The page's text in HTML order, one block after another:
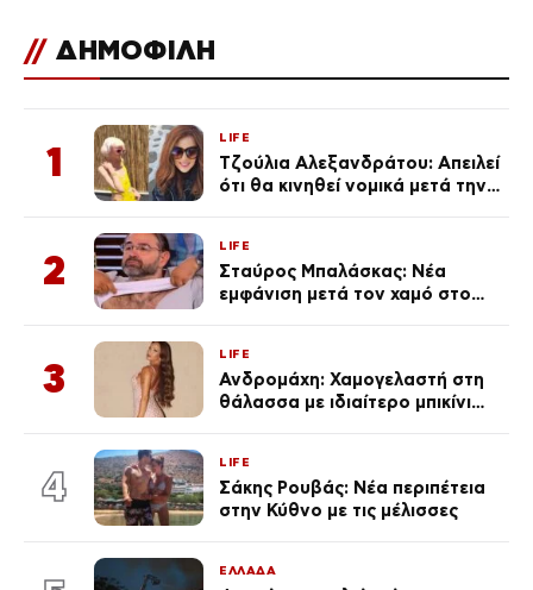
// ΔΗΜΟΦΙΛΗ
1
LIFE
Τζούλια Αλεξανδράτου: Απειλεί
ότι θα κινηθεί νομικά μετά την
2
LIFE
Σταύρος Μπαλάσκας: Νέα
εμφάνιση μετά τον χαμό στο
3
LIFE
Ανδρομάχη: Χαμογελαστή στη
θάλασσα με ιδιαίτερο μπικίνι
4
LIFE
Σάκης Ρουβάς: Νέα περιπέτεια
στην Κύθνο με τις μέλισσες
ΕΛΛΑΔΑ